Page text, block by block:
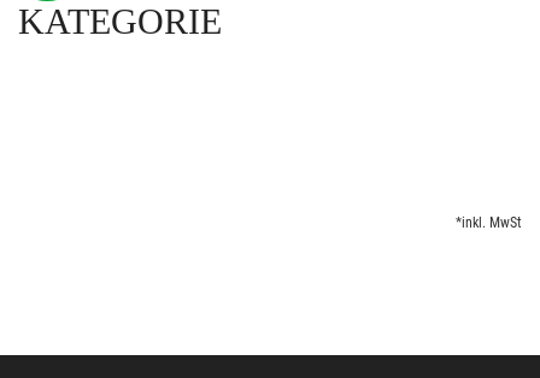
KATEGORIE
*inkl. MwSt